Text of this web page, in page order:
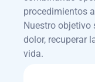
procedimientos
Nuestro objetivo
dolor, recuperar
vida.